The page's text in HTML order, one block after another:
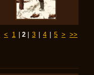
< 1 2 3 4 5 > >>